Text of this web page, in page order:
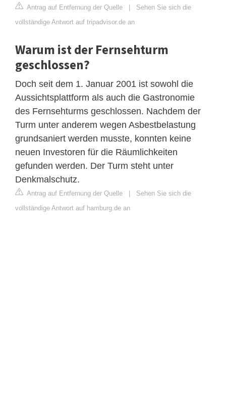
Antrag auf Entfernung der Quelle | Sehen Sie sich die
vollständige Antwort auf tripadvisor.de an
Warum ist der Fernsehturm
geschlossen?
Doch seit dem 1. Januar 2001 ist sowohl die
Aussichtsplattform als auch die Gastronomie
des Fernsehturms geschlossen. Nachdem der
Turm unter anderem wegen Asbestbelastung
grundsaniert werden musste, konnten keine
neuen Investoren für die Räumlichkeiten
gefunden werden. Der Turm steht unter
Denkmalschutz.
Antrag auf Entfernung der Quelle | Sehen Sie sich die
vollständige Antwort auf hamburg.de an